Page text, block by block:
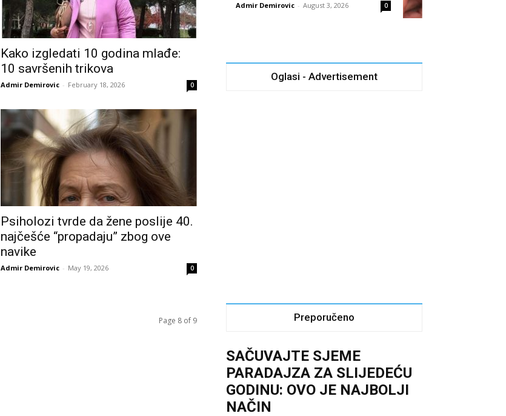
Kako izgledati 10 godina mlađe:
10 savršenih trikova
Admir Demirovic - February 18, 2026 0
Psiholozi tvrde da žene poslije 40.
najčešće “propadaju” zbog ove
navike
Admir Demirovic - May 19, 2026 0
Page 8 of 9
Admir Demirovic - August 3, 2026 0
Oglasi - Advertisement
Preporučeno
SAČUVAJTE SJEME
PARADAJZA ZA SLIJEDEĆU
GODINU: OVO JE NAJBOLJI
NAČIN